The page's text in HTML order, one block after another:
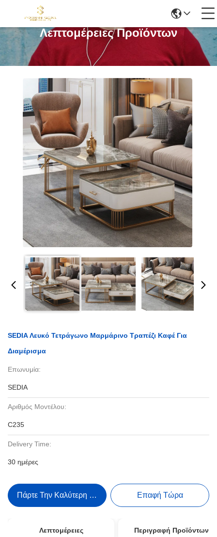
Λεπτομέρειες Προϊόντων
SEDIA Λευκό Τετράγωνο Μαρμάρινο Τραπέζι Καφέ Για
Διαμέρισμα
Επωνυμία:
SEDIA
Αριθμός Μοντέλου:
C235
Delivery Time:
30 ημέρες
Πάρτε Την Καλύτερη Τιμή Επαφή Τώρα
Λεπτομέρειες Περιγραφή Προϊόντων